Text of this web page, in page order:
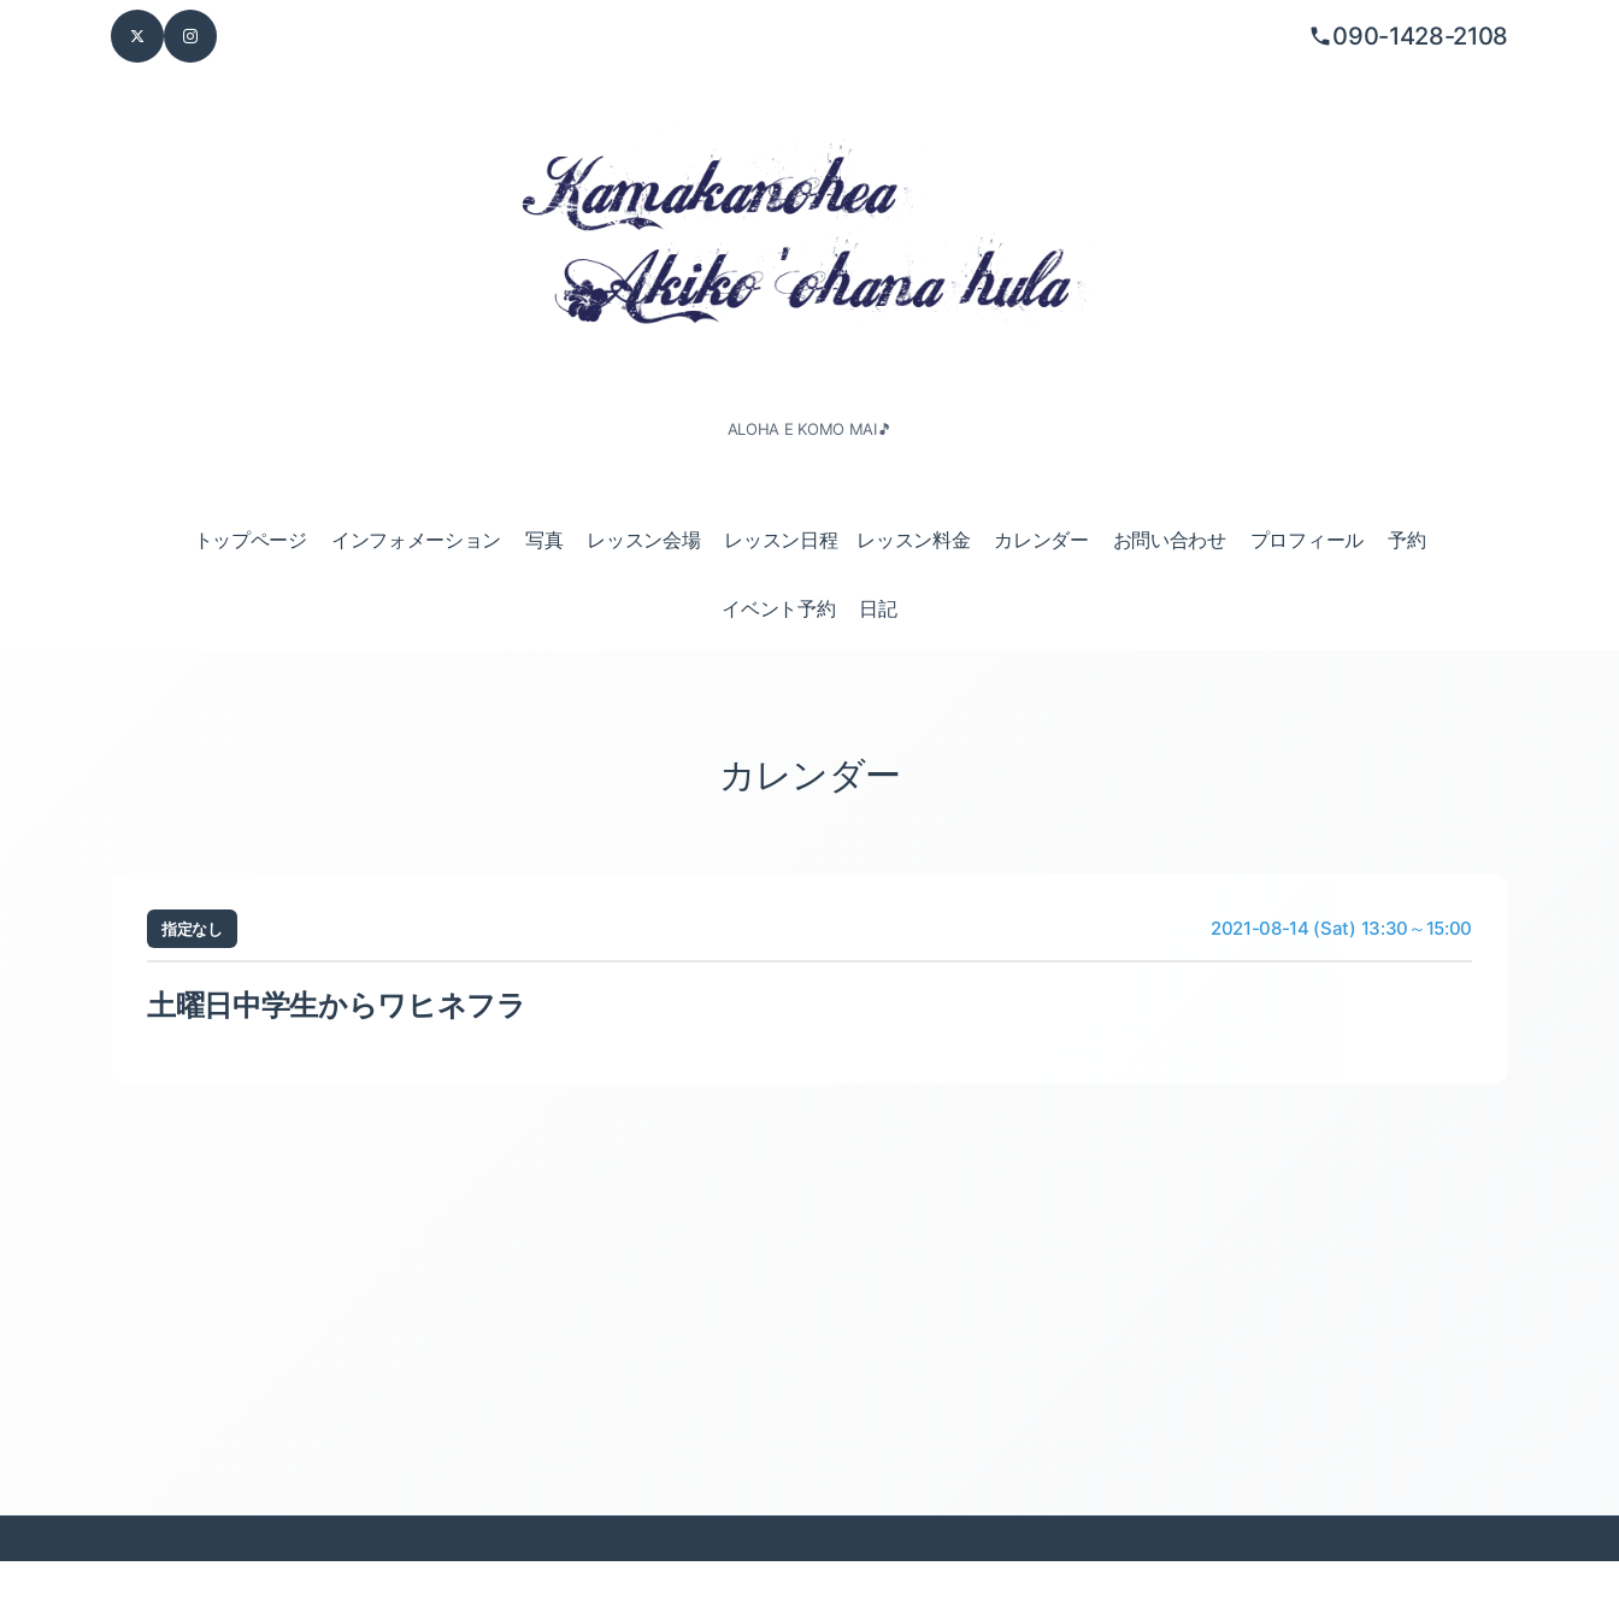
090-1428-2108
ALOHA E KOMO MAI🎵
トップページ インフォメーション 写真 レッスン会場 レッスン日程 レッスン料金 カレンダー お問い合わせ プロフィール 予約
イベント予約 日記
カレンダー
指定なし 2021-08-14 (Sat) 13:30～15:00
土曜日中学生からワヒネフラ